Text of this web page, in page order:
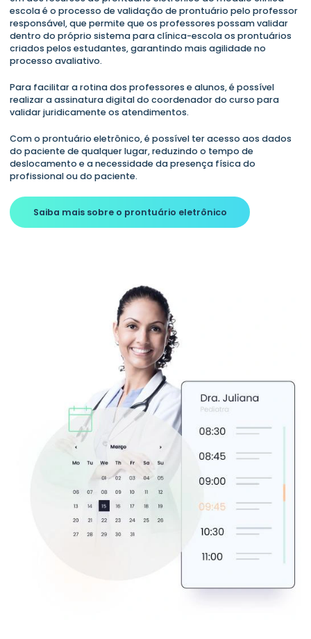
escola é o processo de validação de prontuário pelo professor
responsável, que permite que os professores possam validar
dentro do próprio sistema para clínica-escola os prontuários
criados pelos estudantes, garantindo mais agilidade no
processo avaliativo.
Para facilitar a rotina dos professores e alunos, é possível
realizar a assinatura digital do coordenador do curso para
validar juridicamente os atendimentos.
Com o prontuário eletrônico, é possível ter acesso aos dados
do paciente de qualquer lugar, reduzindo o tempo de
deslocamento e a necessidade da presença física do
profissional ou do paciente.
Saiba mais sobre o prontuário eletrônico